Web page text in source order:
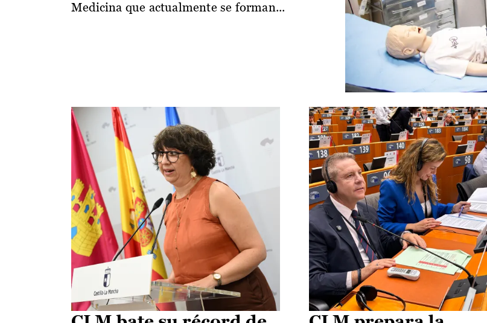
Medicina que actualmente se forman...